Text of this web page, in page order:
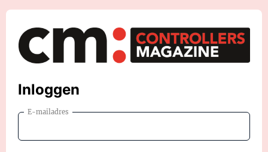
Inloggen
E-mailadres